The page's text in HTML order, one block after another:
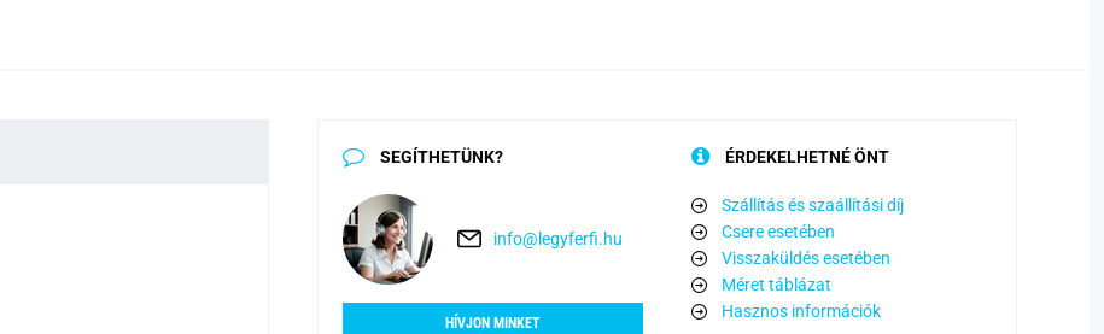
SEGÍTHETÜNK?
info@legyferfi.hu
HÍVJON MINKET
ÉRDEKELHETNÉ ÖNT
Szállítás és szaállítási díj
Csere esetében
Visszaküldés esetében
Méret táblázat
Hasznos információk